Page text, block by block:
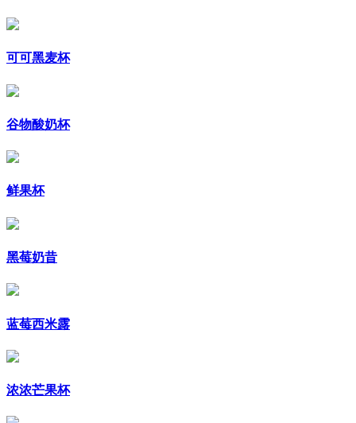
可可黑麦杯
谷物酸奶杯
鲜果杯
黑莓奶昔
蓝莓西米露
浓浓芒果杯